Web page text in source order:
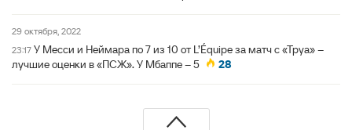
29 октября, 2022
23:17 У Месси и Неймара по 7 из 10 от L’Équipe за матч с «Труа» –
лучшие оценки в «ПСЖ». У Мбаппе – 5
28